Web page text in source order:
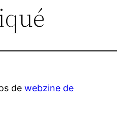
dewebzine de